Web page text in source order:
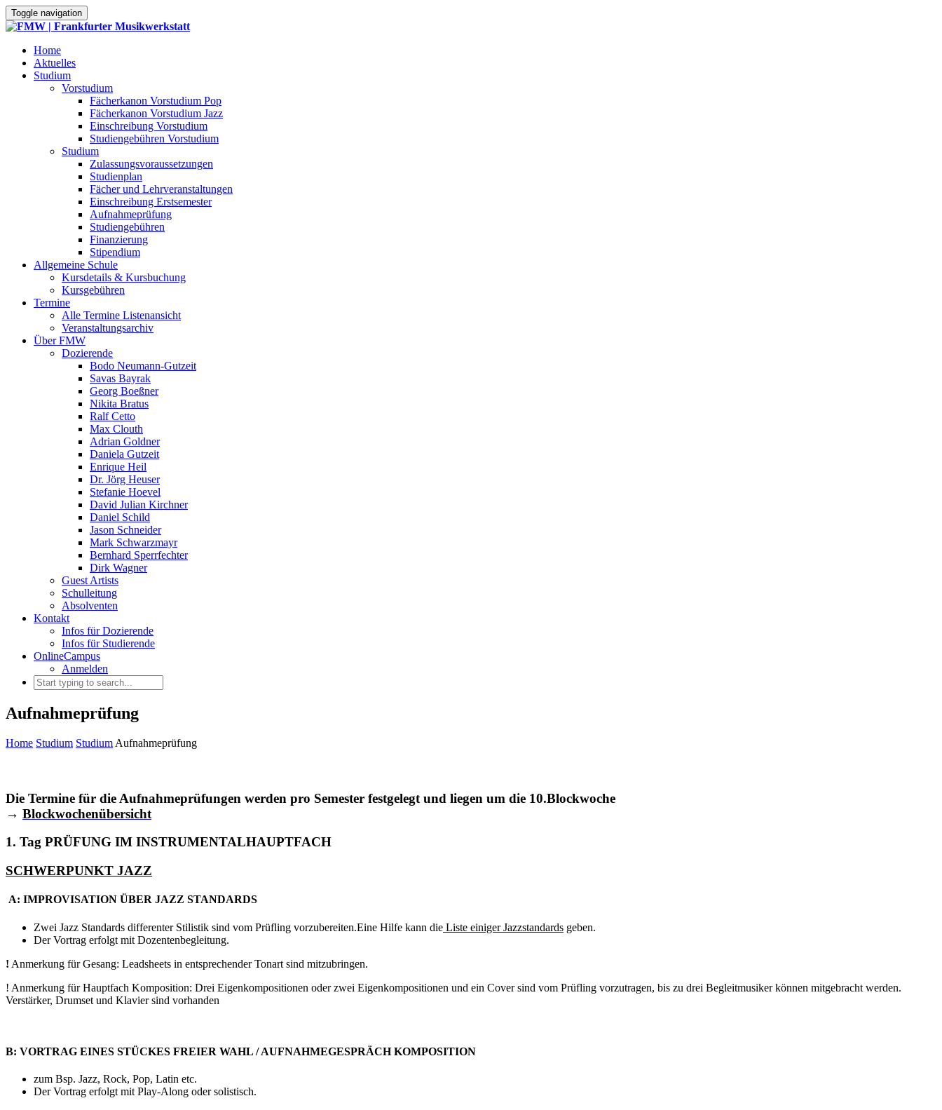
Toggle navigation
Home
Aktuelles
Studium
Vorstudium
Fächerkanon Vorstudium Pop
Fächerkanon Vorstudium Jazz
Einschreibung Vorstudium
Studiengebühren Vorstudium
Studium
Zulassungsvoraussetzungen
Studienplan
Fächer und Lehrveranstaltungen
Einschreibung Erstsemester
Aufnahmeprüfung
Studiengebühren
Finanzierung
Stipendium
Allgemeine Schule
Kursdetails & Kursbuchung
Kursgebühren
Termine
Alle Termine Listenansicht
Veranstaltungsarchiv
Über FMW
Dozierende
Bodo Neumann-Gutzeit
Savas Bayrak
Georg Boeßner
Nikita Bratus
Ralf Cetto
Max Clouth
Adrian Goldner
Daniela Gutzeit
Enrique Heil
Dr. Jörg Heuser
Stefanie Hoevel
David Julian Kirchner
Daniel Schild
Jason Schneider
Mark Schwarzmayr
Bernhard Sperrfechter
Dirk Wagner
Guest Artists
Schulleitung
Absolventen
Kontakt
Infos für Dozierende
Infos für Studierende
OnlineCampus
Anmelden
Aufnahmeprüfung
Home Studium Studium Aufnahmeprüfung
Die Termine für die Aufnahmeprüfungen werden pro Semester festgelegt und liegen um die 10.Blockwoche
→ Blockwochenübersicht
1. Tag PRÜFUNG IM INSTRUMENTALHAUPTFACH
SCHWERPUNKT JAZZ
A: IMPROVISATION ÜBER JAZZ STANDARDS
Zwei Jazz Standards differenter Stilistik sind vom Prüfling vorzubereiten.Eine Hilfe kann die Liste einiger Jazzstandards geben.
Der Vortrag erfolgt mit Dozentenbegleitung.
! Anmerkung für Gesang: Leadsheets in entsprechender Tonart sind mitzubringen.
! Anmerkung für Hauptfach Komposition: Drei Eigenkompositionen oder zwei Eigenkompositionen und ein Cover sind vom Prüfling vorzutragen, bis zu drei Begleitmusiker können mitgebracht werden.
Verstärker, Drumset und Klavier sind vorhanden
B: VORTRAG EINES STÜCKES FREIER WAHL / AUFNAHMEGESPRÄCH KOMPOSITION
zum Bsp. Jazz, Rock, Pop, Latin etc.
Der Vortrag erfolgt mit Play-Along oder solistisch.